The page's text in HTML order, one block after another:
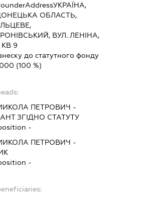
УКРАЇНА,
ОБЛАСТЬ,
ВУЛ. ЛЕНІНА,
КВ 9
до статутного фонду
(100 %)
ПЕТРОВИЧ -
ЗГІДНО СТАТУТУ
-
ПЕТРОВИЧ -
-